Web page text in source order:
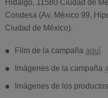
Hidalgo, 11580 Ciudad de
Condesa (Av. México 99,
Ciudad de México).
Film de la campaña aquí
Imágenes de la campaña
Imágenes de los productos